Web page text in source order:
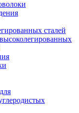
сталей